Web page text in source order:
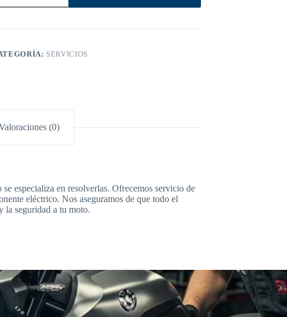
SERVICIOS
(0)
especializa en resolverlas. Ofrecemos servicio de
eléctrico. Nos aseguramos de que todo el
la seguridad a tu moto.